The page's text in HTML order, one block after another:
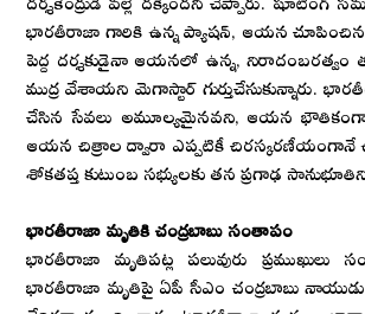
భారతీరాజా గారికి ఉన్న ప్యాషన్, ఆయన
పెద్ద దర్శకుడైనా ఆయనలో ఉన్న,
ముద్ర వేశాయని మెగాస్టార్ గుర్తుచేసుకున్నారు.
చేసిన సేవలు అమూల్యమైనవని, ఆయన
ఆయన చిత్రాల ద్వారా ఎప్పటికీ చిరస్కరణీయంగానే
శోకతప్త కుటుంబ సభ్యులకు తన ప్రగాఢ
భారతీరాజా మృతికి చంద్రబాబు సంతాపం
భారతీరాజా మృతిపట్ల పలువురు ప్రముఖులు
భారతీరాజా మృతిపై ఏపీ సీఎం చంద్రబాబు